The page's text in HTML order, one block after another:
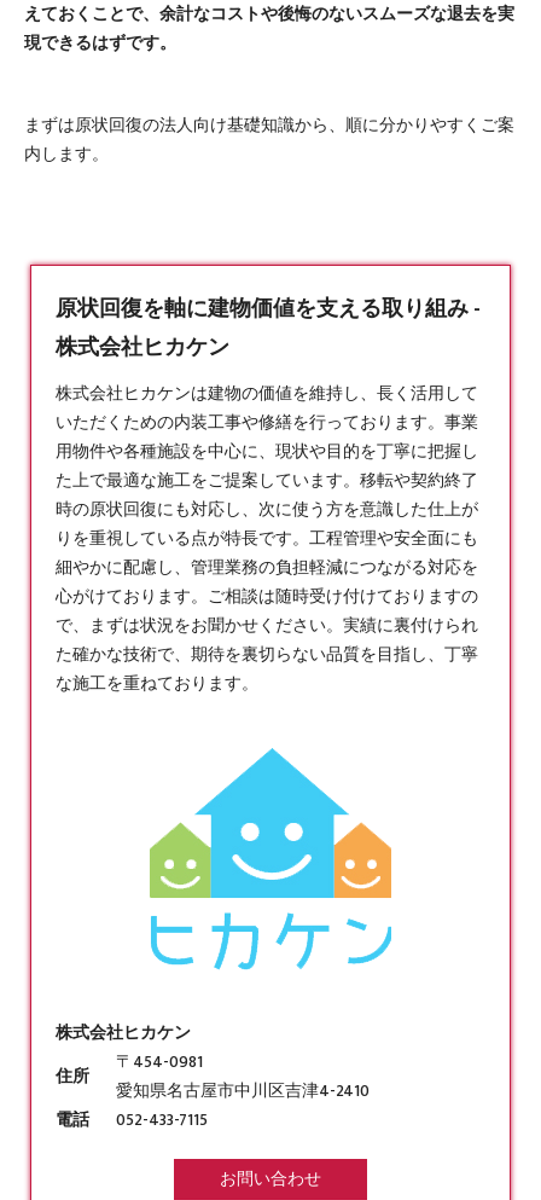
えておくことで、余計なコストや後悔のないスムーズな退去を実
現できるはずです。
まずは原状回復の法人向け基礎知識から、順に分かりやすくご案
内します。
原状回復を軸に建物価値を支える取り組み -
株式会社ヒカケン
株式会社ヒカケンは建物の価値を維持し、長く活用して
いただくための内装工事や修繕を行っております。事業
用物件や各種施設を中心に、現状や目的を丁寧に把握し
た上で最適な施工をご提案しています。移転や契約終了
時の原状回復にも対応し、次に使う方を意識した仕上が
りを重視している点が特長です。工程管理や安全面にも
細やかに配慮し、管理業務の負担軽減につながる対応を
心がけております。ご相談は随時受け付けておりますの
で、まずは状況をお聞かせください。実績に裏付けられ
た確かな技術で、期待を裏切らない品質を目指し、丁寧
な施工を重ねております。
株式会社ヒカケン
住所
〒454-0981
愛知県名古屋市中川区吉津4-2410
電話
052-433-7115
お問い合わせ